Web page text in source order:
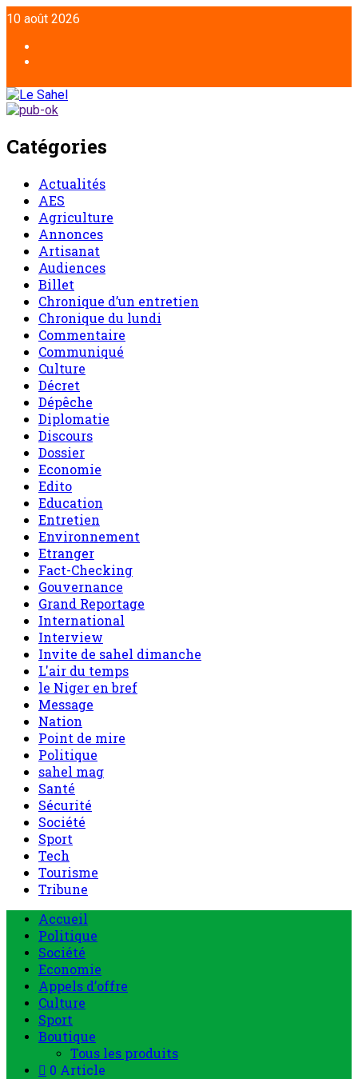
10 août 2026
Catégories
Actualités
AES
Agriculture
Annonces
Artisanat
Audiences
Billet
Chronique d’un entretien
Chronique du lundi
Commentaire
Communiqué
Culture
Décret
Dépêche
Diplomatie
Discours
Dossier
Economie
Edito
Education
Entretien
Environnement
Etranger
Fact-Checking
Gouvernance
Grand Reportage
International
Interview
Invite de sahel dimanche
L'air du temps
le Niger en bref
Message
Nation
Point de mire
Politique
sahel mag
Santé
Sécurité
Société
Sport
Tech
Tourisme
Tribune
Accueil
Politique
Société
Economie
Appels d’offre
Culture
Sport
Boutique
Tous les produits
0 Article